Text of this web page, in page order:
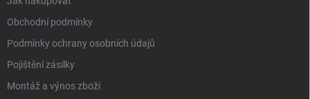
Obchodní podmínky
Podmínky ochrany osobních údajů
Pojištění zásilky
Montáž a výnos zboží